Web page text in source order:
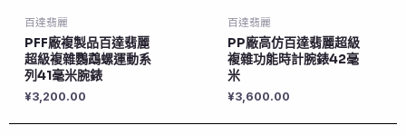
百達翡麗
PFF廠複製品百達翡麗
超級複雜鸚鵡螺運動系
列41毫米腕錶
¥3,200.00
百達翡麗
PP廠高仿百達翡麗超級
複雜功能時計腕錶42毫
米
¥3,600.00